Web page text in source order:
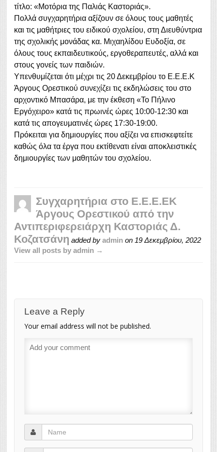
τίτλο: «Μοτόρια της Παλιάς Καστοριάς».
Πολλά συγχαρητήρια αξίζουν σε όλους τους μαθητές
και τις μαθήτριες του ειδικού σχολείου, στη Διευθύντρια
της σχολικής μονάδας κα. Μιχαηλίδου Ευδοξία, σε
όλους τους εκπαιδευτικούς, εργοθεραπευτές, αλλά και
στους γονείς των παιδιών.
Υπενθυμίζεται ότι μέχρι τις 20 Δεκεμβρίου το Ε.Ε.Ε.Κ
Άργους Ορεστικού συνεχίζει τις εκδηλώσεις του στο
αρχοντικό Μπασάρα, με την έκθεση «Το Πήλινο
Εργόχειρο» κατά τις πρωινές ώρες 10:00-12:30 και
κατά τις απογευματινές ώρες 17:30-19:00.
Πρόκειται για δημιουργίες που αξίζει να επισκεφτείτε
καθώς όλα τα έργα που εκτίθενατι είναι αποκλειστικές
δημιουργίες των μαθητών του σχολείου.
Συγχαρητήρια στο Ε.Ε.Ε.ΕΚ
Άργους Ορεστικού από την
Αντιπεριφερειάρχη Καστοριάς Δ.
Κοζατσάνη added by admin on 19 Δεκεμβρίου, 2022
View all posts by admin →
Leave a Reply
Your email address will not be published.